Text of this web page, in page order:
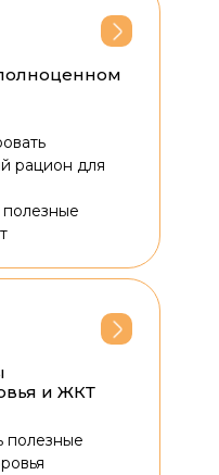
рацион для
полезные
и ЖКТ
полезные